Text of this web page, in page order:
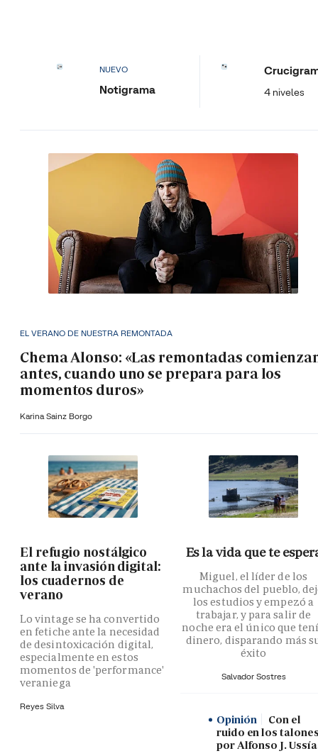
NUEVO
Notigrama 4 niveles
EL VERANO DE NUESTRA REMONTADA
Chema Alonso: «Las remontadas
antes, cuando uno se prepara para los
momentos duros»
Karina Sainz Borgo
El refugio nostálgico
ante la invasión digital:
los cuadernos de
verano
Lo vintage se ha convertido
en fetiche ante la necesidad
de desintoxicación digital,
especialmente en estos
momentos de 'performance'
veraniega
Reyes Silva
Es la vida que te
Miguel, el líder de los
muchachos del pueblo,
los estudios y empezó a
trabajar, y para salir de
noche era el único que
dinero, disparando más
éxito
Salvador Sostres
Opinión
Con el
ruido en los
por Alfonso J. Ussía